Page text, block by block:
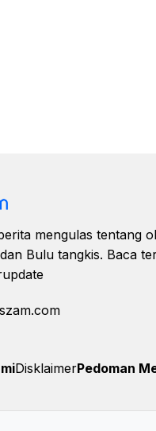
mengulas tentang
Bulu tangkis. Baca
DisklaimerPedoman